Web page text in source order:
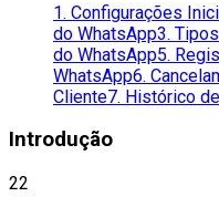
1. Configurações
do WhatsApp3.
do WhatsApp5.
WhatsApp6.
Cliente7. Histórico
Introdução
22